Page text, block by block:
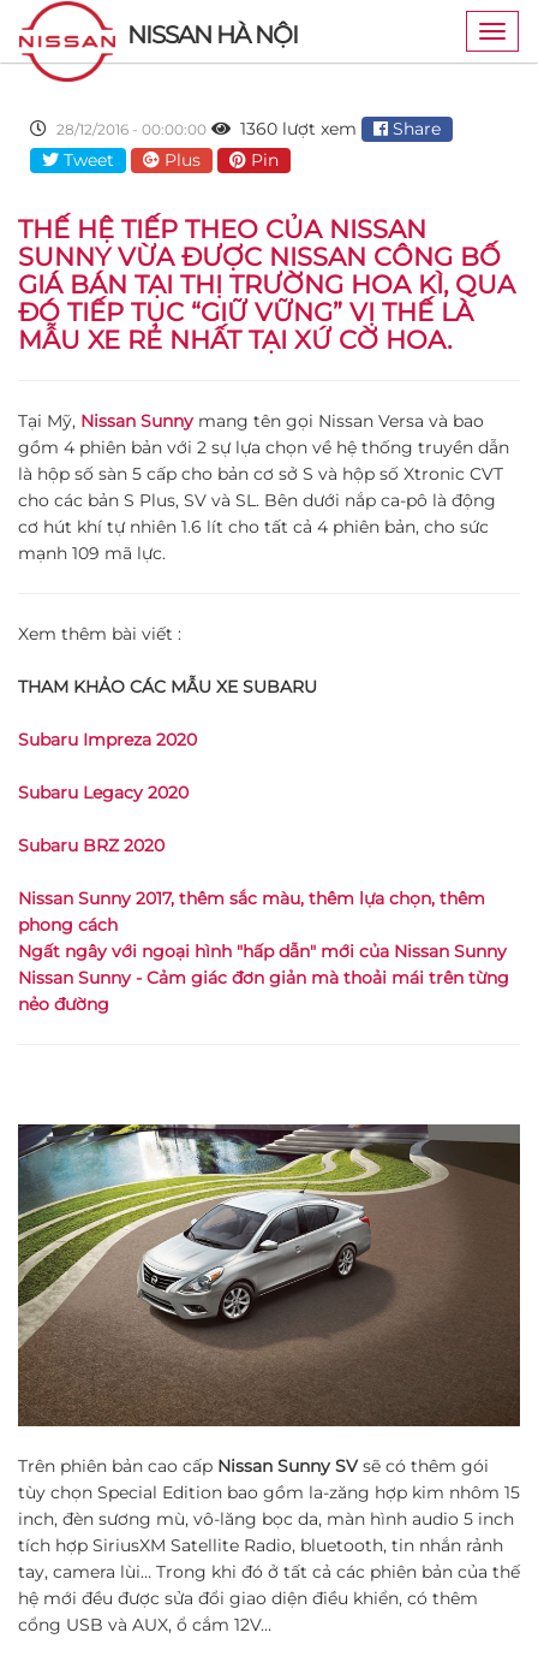
NISSAN HÀ NỘI
28/12/2016 - 00:00:00 1360 lượt xem
Share
Tweet
Plus Pin
THẾ HỆ TIẾP THEO CỦA NISSAN
SUNNY VỪA ĐƯỢC NISSAN CÔNG BỐ
GIÁ BÁN TẠI THỊ TRƯỜNG HOA KÌ, QUA
ĐÓ TIẾP TỤC “GIỮ VỮNG” VỊ THẾ LÀ
MẪU XE RẺ NHẤT TẠI XỨ CỜ HOA.
Tại Mỹ, Nissan Sunny mang tên gọi Nissan Versa và bao
gồm 4 phiên bản với 2 sự lựa chọn về hệ thống truyền dẫn
là hộp số sàn 5 cấp cho bản cơ sở S và hộp số Xtronic CVT
cho các bản S Plus, SV và SL. Bên dưới nắp ca-pô là động
cơ hút khí tự nhiên 1.6 lít cho tất cả 4 phiên bản, cho sức
mạnh 109 mã lực.
Xem thêm bài viết :
THAM KHẢO CÁC MẪU XE SUBARU
Subaru Impreza 2020
Subaru Legacy 2020
Subaru BRZ 2020
Nissan Sunny 2017, thêm sắc màu, thêm lựa chọn, thêm
phong cách
Ngất ngây với ngoại hình "hấp dẫn" mới của Nissan Sunny
Nissan Sunny - Cảm giác đơn giản mà thoải mái trên từng
nẻo đường
Trên phiên bản cao cấp Nissan Sunny SVsẽ có thêm gói
tùy chọn Special Edition bao gồm la-zăng hợp kim nhôm 15
inch, đèn sương mù, vô-lăng bọc da, màn hình audio 5 inch
tích hợp SiriusXM Satellite Radio, bluetooth, tin nhắn rảnh
tay, camera lùi… Trong khi đó ở tất cả các phiên bản của thế
hệ mới đều được sửa đổi giao diện điều khiển, có thêm
cổng USB và AUX, ổ cắm 12V…